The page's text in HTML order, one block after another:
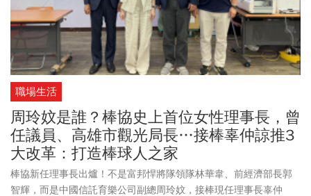
職場生活
周玲妏是誰？棒協史上首位女性理事長，曾
任議員、高雄市觀光局長…接棒辜仲諒推3
大改革：打造棒球人之家
棒協新任理事長出爐！不是富邦悍將隊領隊林華韋、前經濟部長郭
智輝，而是中國信託育樂公司副總周玲妏，接棒現任理事長辜仲